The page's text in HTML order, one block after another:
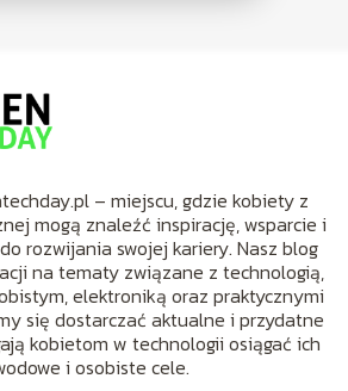
– miejscu, gdzie kobiety z
mogą znaleźć inspirację, wsparcie i
rozwijania swojej kariery. Nasz blog
na tematy związane z technologią,
elektroniką oraz praktycznymi
się dostarczać aktualne i przydatne
kobietom w technologii osiągać ich
i osobiste cele.